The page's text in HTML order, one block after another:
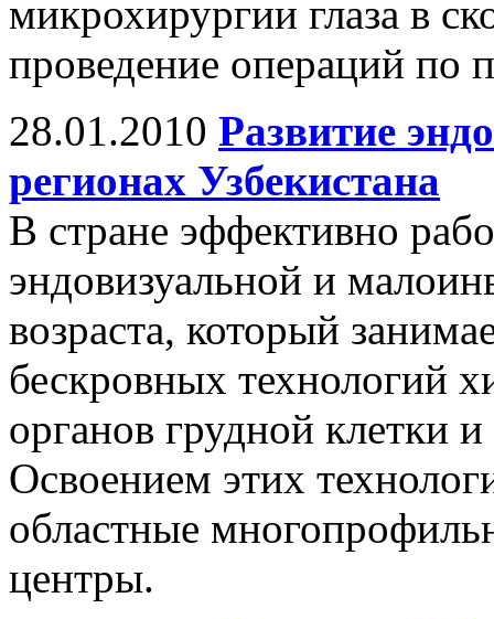
микрохирургии глаза в
проведение операций по
28.01.2010 Развитие
регионах Узбекистана
В стране эффективно
эндовизуальной и
возраста, который
бескровных технологий
органов грудной клетки
Освоением этих
областные
центры.